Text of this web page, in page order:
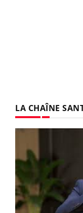
LA CHAÎNE